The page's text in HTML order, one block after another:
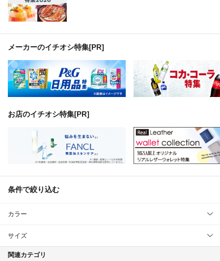
メーカーのイチオシ特集[PR]
お店のイチオシ特集[PR]
条件で絞り込む
カラー
サイズ
関連カテゴリ